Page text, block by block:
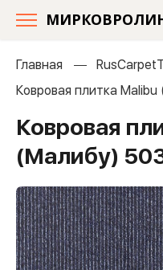
Главная
Ковровая плитка
Ковровая
(Малибу)